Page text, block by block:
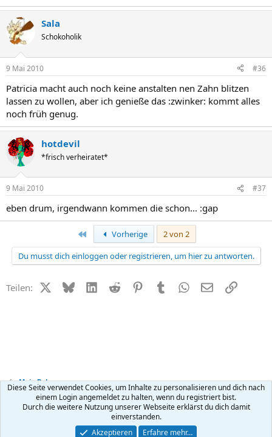
Sala
Schokoholik
9 Mai 2010 #36
Patricia macht auch noch keine anstalten nen Zahn blitzen
lassen zu wollen, aber ich genieße das :zwinker: kommt alles
noch früh genug.
hotdevil
*frisch verheiratet*
9 Mai 2010 #37
eben drum, irgendwann kommen die schon... :gap
Erste Vorherige
2 von 2
Du musst dich einloggen oder registrieren, um hier zu antworten.
Teilen: X (Twitter)
BlueskyLinkedIn
Reddit PinterestTumblr WhatsApp
E-MailLink
Mein Baby
Kontakt Nutzungsbedingungen Datenschutz Hilfe
R
Community platform by XenForo ® © 2010-2026 XenForo Ltd.
Diese Seite verwendet Cookies, um Inhalte zu personalisieren und dich nach
einem Login angemeldet zu halten, wenn du registriert bist.
Durch die weitere Nutzung unserer Webseite erklärst du dich damit
einverstanden.
Akzeptieren
Erfahre mehr…